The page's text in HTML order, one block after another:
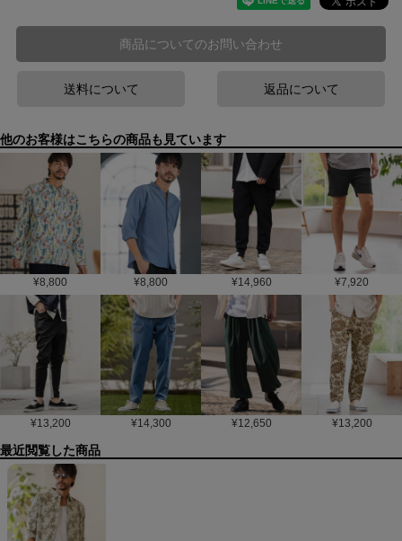
商品についてのお問い合わせ
送料について 返品について
他のお客様はこちらの商品も見ています
¥8,800 ¥8,800 ¥14,960 ¥7,920
¥13,200 ¥14,300 ¥12,650 ¥13,200
最近閲覧した商品